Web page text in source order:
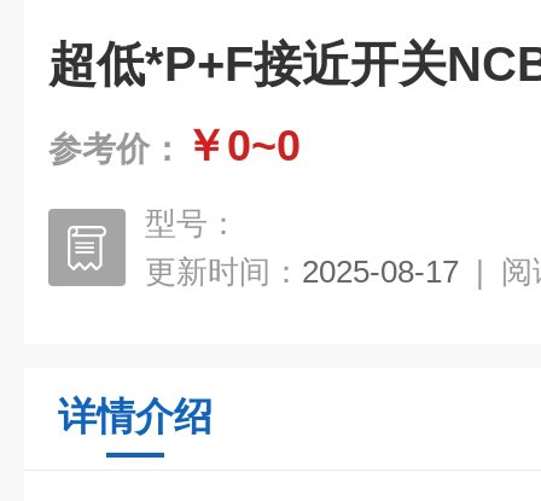
超低*P+F接近开关
参考价： ￥0~0
型号：
更新时间： 2025-08-17 | 阅
详情介绍